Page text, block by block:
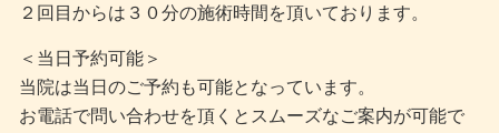
２回目からは３０分の施術時間を頂いております。
＜当日予約可能＞
当院は当日のご予約も可能となっています。
お電話で問い合わせを頂くとスムーズなご案内が可能で